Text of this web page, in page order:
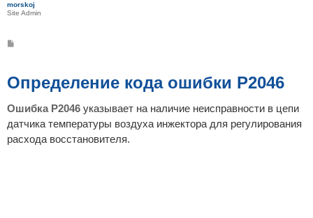
morskoj
Site Admin
щ
е
е
Определение кода ошибки P2046
Ошибка P2046 указывает на наличие неисправности в цепи
датчика температуры воздуха инжектора для регулирования
расхода восстановителя.